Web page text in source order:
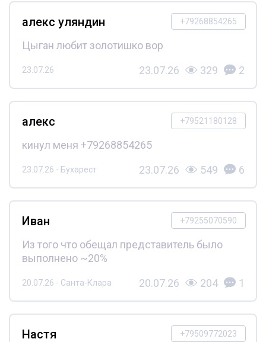
+79268854265
алекс уляндин
Цыган любит золотишко вор
23.07.26 23.07.26 329 2
+79521180128
алекс
кинул меня +79268854265
23.07.26 - Бухарест 23.07.26 549 6
+79255070590
Иван
Из того что обещал представитель было
выполнено ~20%
20.07.26 - Санта-Клара 20.07.26 204 1
+79509772023
Настя